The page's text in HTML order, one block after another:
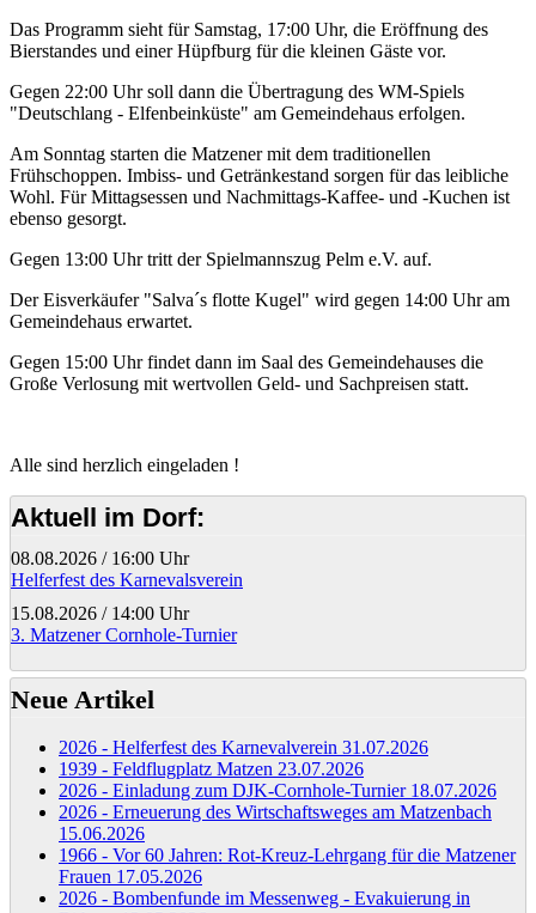
Das Programm sieht für Samstag, 17:00 Uhr, die Eröffnung des
Bierstandes und einer Hüpfburg für die kleinen Gäste vor.
Gegen 22:00 Uhr soll dann die Übertragung des WM-Spiels
"Deutschlang - Elfenbeinküste" am Gemeindehaus erfolgen.
Am Sonntag starten die Matzener mit dem traditionellen
Frühschoppen. Imbiss- und Getränkestand sorgen für das leibliche
Wohl. Für Mittagsessen und Nachmittags-Kaffee- und -Kuchen ist
ebenso gesorgt.
Gegen 13:00 Uhr tritt der Spielmannszug Pelm e.V. auf.
Der Eisverkäufer "Salva´s flotte Kugel" wird gegen 14:00 Uhr am
Gemeindehaus erwartet.
Gegen 15:00 Uhr findet dann im Saal des Gemeindehauses die
Große Verlosung mit wertvollen Geld- und Sachpreisen statt.
Alle sind herzlich eingeladen !
Aktuell im Dorf:
08.08.2026 / 16:00 Uhr
Helferfest des Karnevalsverein
15.08.2026 / 14:00 Uhr
3. Matzener Cornhole-Turnier
Neue Artikel
2026 - Helferfest des Karnevalverein 31.07.2026
1939 - Feldflugplatz Matzen 23.07.2026
2026 - Einladung zum DJK-Cornhole-Turnier 18.07.2026
2026 - Erneuerung des Wirtschaftsweges am Matzenbach
15.06.2026
1966 - Vor 60 Jahren: Rot-Kreuz-Lehrgang für die Matzener
Frauen 17.05.2026
2026 - Bombenfunde im Messenweg - Evakuierung in